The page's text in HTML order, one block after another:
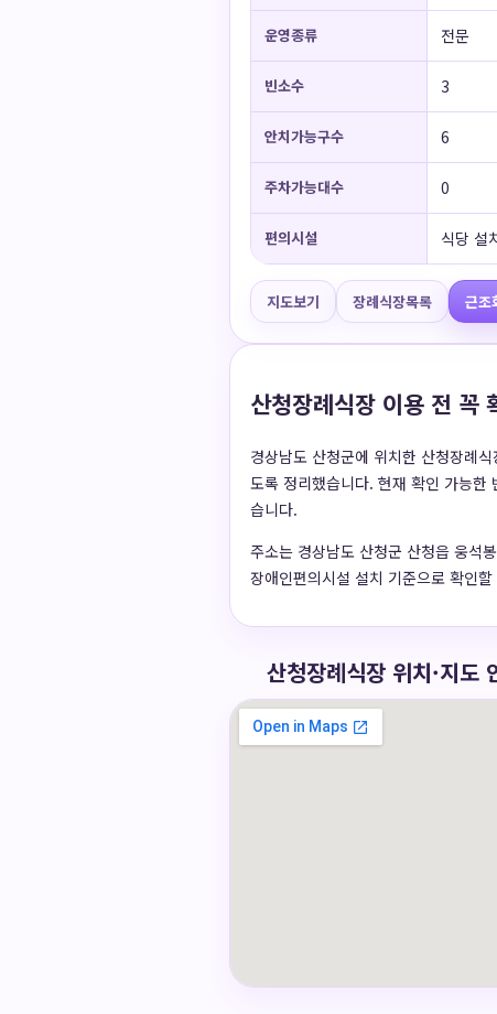
운영종류 전문
빈소수 3
안치가능구수 6
주차가능대수 0
편의시설 식당 설
지도보기 장례식장목록 근조
산청장례식장 이용 전 꼭
경상남도 산청군에 위치한 산청장례
도록 정리했습니다. 현재 확인 가능한
습니다.
주소는 경상남도 산청군 산청읍 웅
장애인편의시설 설치 기준으로 확인
산청장례식장 위치·지도